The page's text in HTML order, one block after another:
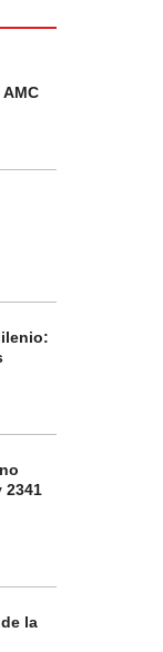
2341
la